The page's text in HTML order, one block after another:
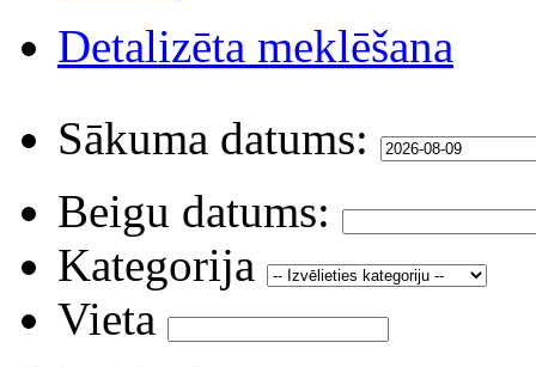
Detalizēta meklēšana
Sākuma datums:
Beigu datums:
Kategorija
Vieta